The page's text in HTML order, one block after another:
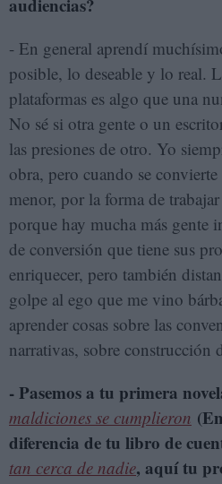
audiencias?
- En general aprendí
posible, lo deseable y lo real.
plataformas es algo que una
No sé si otra gente o un
las presiones de otro. Yo
obra, pero cuando se
menor, por la forma de
porque hay mucha más gente
de conversión que tiene sus
enriquecer, pero también
golpe al ego que me vino
aprender cosas sobre las
narrativas, sobre construcción
- Pasemos a tu primera
maldiciones se cumplieron
diferencia de tu libro de
tan cerca de nadie, aquí tu